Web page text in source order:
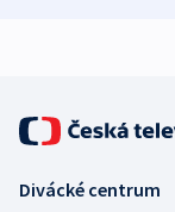
Divácké centrum